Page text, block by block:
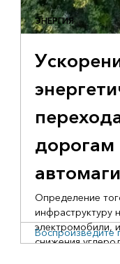
ЭНЕРГИЯ
дорогам
Определение
электромобили,
снижения
Воспроизведите